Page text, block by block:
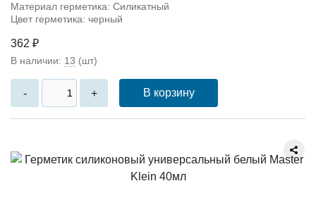
Материал герметика: Силикатный
Цвет герметика: черный
362 ₽
В наличии: 13 (шт)
- + В корзину